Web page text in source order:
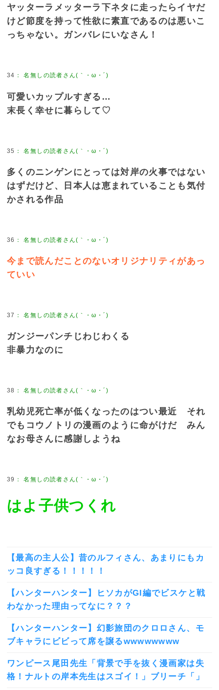
ヤッターラメッターラ下ネタに走ったらイヤだ
けど節度を持って性欲に素直であるのは悪いこ
っちゃない。ガンバレにいなさん！
34 ：名無しの読者さん(｀・ω・´)
可愛いカップルすぎる…
末長く幸せに暮らして♡
35 ：名無しの読者さん(｀・ω・´)
多くのニンゲンにとっては対岸の火事ではない
はずだけど、日本人は恵まれていることも気付
かされる作品
36 ：名無しの読者さん(｀・ω・´)
今まで読んだことのないオリジナリティがあっ
ていい
37 ：名無しの読者さん(｀・ω・´)
ガンジーパンチじわじわくる
非暴力なのに
38 ：名無しの読者さん(｀・ω・´)
乳幼児死亡率が低くなったのはつい最近 それ
でもコウノトリの漫画のように命がけだ みん
なお母さんに感謝しようね
39 ：名無しの読者さん(｀・ω・´)
はよ子供つくれ
【最高の主人公】昔のルフィさん、あまりにもカ
ッコ良すぎる！！！！！
【ハンターハンター】ヒソカがGI編でビスケと戦
わなかった理由ってなに？？？
【ハンターハンター】幻影旅団のクロロさん、モ
ブキャラにビビって席を譲るwwwwwwww
ワンピース尾田先生「背景で手を抜く漫画家は失
格！ナルトの岸本先生はスゴイ！」ブリーチ「」